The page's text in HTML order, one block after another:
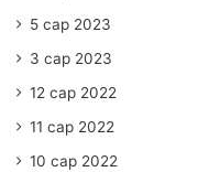
5 сар 2023
3 сар 2023
12 сар 2022
11 сар 2022
10 сар 2022